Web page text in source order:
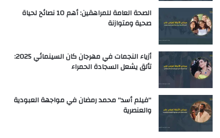
الصحة العامة للمراهقين: أهم 10 نصائح لحياة
صحية ومتوازنة
أزياء النجمات في مهرجان كان السينمائي 2025:
تألق يشعل السجادة الحمراء
“فيلم أسد” محمد رمضان في مواجهة العبودية
والعنصرية